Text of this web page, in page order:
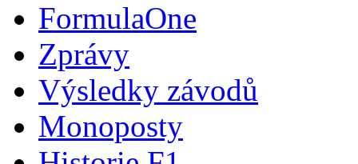
FormulaOne
Zprávy
Výsledky závodů
Monoposty